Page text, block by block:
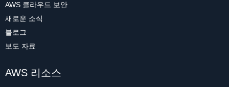
AWS 클라우드 보안
새로운 소식
블로그
보도 자료
AWS 리소스